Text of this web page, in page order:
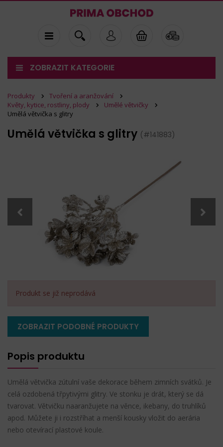
ZOBRAZIT KATEGORIE
Produkty
Tvoření a aranžování
Květy, kytice, rostliny, plody
Umělé větvičky
Umělá větvička s glitry
Umělá větvička s glitry (#141883)
Produkt se již neprodává
ZOBRAZIT PODOBNÉ PRODUKTY
Popis produktu
Umělá větvička zútulní vaše dekorace během zimních svátků. Je
celá ozdobená třpytivými glitry. Ve stonku je drát, který se dá
tvarovat. Větvičku naaranžujete na věnce, ikebany, do truhlíků
apod. Můžete ji i rozstříhat a menší kousky vložit do aerária
nebo otevírací plastové koule.